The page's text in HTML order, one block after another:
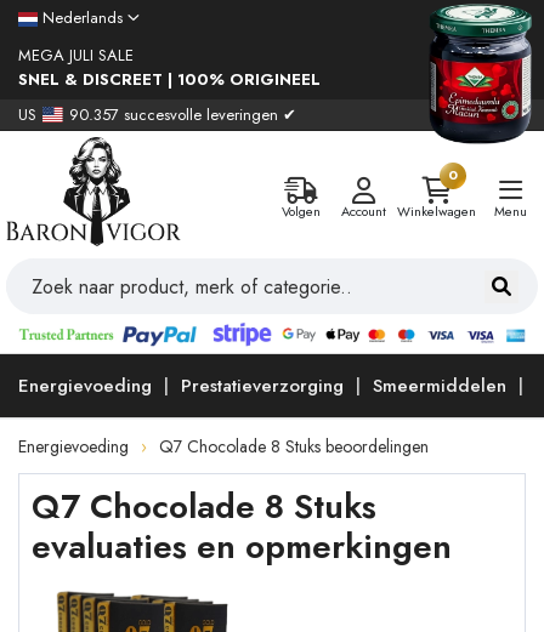
Nederlands
MEGA JULI SALE
SNEL & DISCREET | 100% ORIGINEEL
US
90.357 succesvolle leveringen ✔
Volgen Account
0
Winkelwagen
Menu
Energievoeding Prestatieverzorging Smeermiddelen
Energievoeding Q7 Chocolade 8 Stuks beoordelingen
Q7 Chocolade 8 Stuks
evaluaties en opmerkingen